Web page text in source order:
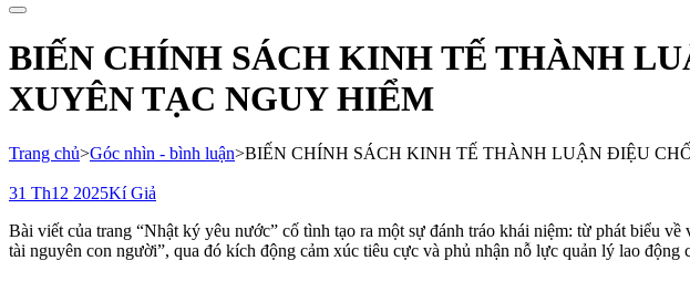
cho:
BIẾN CHÍNH SÁCH KINH TẾ THÀNH
XUYÊN TẠC NGUY HIỂM
Trang chủ>Góc nhìn - bình luận>BIẾN CHÍNH SÁCH KINH TẾ THÀNH LUẬN ĐIỆU
31 Th12 2025Kí Giả
Bài viết của trang “Nhật ký yêu nước” cố tình tạo ra một sự đánh tráo khái niệm: từ phát biểu
tài nguyên con người”, qua đó kích động cảm xúc tiêu cực và phủ nhận nỗ lực quản lý lao